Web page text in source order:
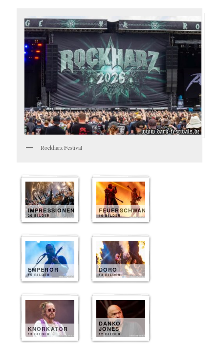
Rockharz Festival
IMPRESSIONEN
20 BILDER
FEUERSCHWANZ
15 BILDER
EMPEROR
10 BILDER
DORO
13 BILDER
KNORKATOR
13 BILDER
DANKO
JONES
12 BILDER